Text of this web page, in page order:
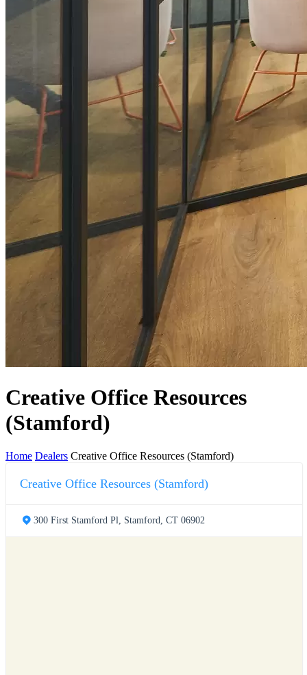
Creative Office Resources
(Stamford)
Home Dealers Creative Office Resources (Stamford)
Creative Office Resources (Stamford)
300 First Stamford Pl, Stamford, CT 06902